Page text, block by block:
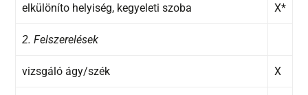
elkülöníto helyiség, kegyeleti szoba X*
2. Felszerelések
vizsgáló ágy/szék X